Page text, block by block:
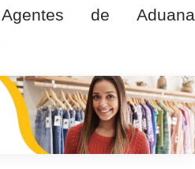
de Aduana